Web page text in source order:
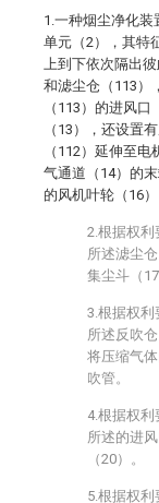
1.一种烟尘净化装
单元（2），其特
上到下依次隔出
和滤尘仓（113）
（113）的进风
（13），还设置
（112）延伸至
气通道（14）的
的风机叶轮（16
2.根据权利
所述滤尘
集尘斗（
3.根据权利
所述反吹
将压缩气
吹管。
4.根据权
所述的进
（20）。
5.根据权